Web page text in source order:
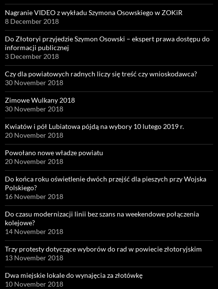
Nagranie VIDEO z wykładu Szymona Osowskiego w ZOKiR
8 December 2018
Do Złotoryi przyjedzie Szymon Osowski – ekspert prawa dostępu do
informacji publicznej
3 December 2018
Czy dla powiatowych radnych liczy się treść czy wnioskodawca?
30 November 2018
Zimowe Wulkany 2018
30 November 2018
Kwiatów i pół Lubiatowa pójdą na wybory 10 lutego 2019 r.
20 November 2018
Powołano nowe władze powiatu
20 November 2018
Do końca roku oświetlenie dwóch przejść dla pieszych przy Wojska
Polskiego?
16 November 2018
Do czasu modernizacji linii bez szans na weekendowe połączenia
kolejowe?
14 November 2018
Trzy protesty dotyczące wyborów do rad w powiecie złotoryjskim
13 November 2018
Dwa miejskie lokale do wynajęcia za złotówkę
10 November 2018